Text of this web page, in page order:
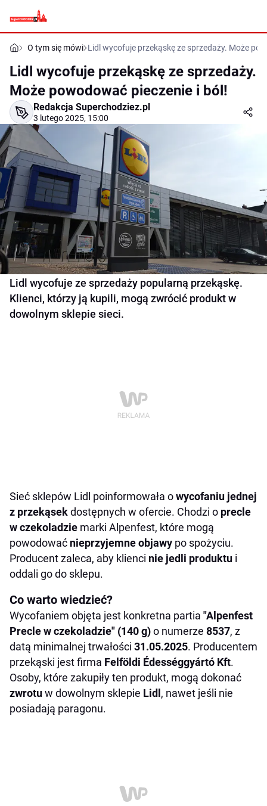
O tym się mówi Lidl wycofuje przekąskę ze sprzedaży. Może
Lidl wycofuje przekąskę ze sprzedaży.
Może powodować pieczenie i ból!
Redakcja Superchodziez.pl
3 lutego 2025, 15:00
Lidl wycofuje ze sprzedaży popularną przekąskę.
Klienci, którzy ją kupili, mogą zwrócić produkt w
dowolnym sklepie sieci.
Sieć sklepów Lidl poinformowała owycofaniu jednej
z przekąsekdostępnych w ofercie. Chodzi o precle
w czekoladzie marki Alpenfest, które mogą
powodować nieprzyjemne objawy po spożyciu.
Producent zaleca, aby klienci nie jedli produktu i
oddali go do sklepu.
Co warto wiedzieć?
Wycofaniem objęta jest konkretna partia "Alpenfest
Precle w czekoladzie" (140 g)o numerze 8537, z
datą minimalnej trwałości 31.05.2025. Producentem
przekąski jest firma Felföldi Édességgyártó Kft.
Osoby, które zakupiły ten produkt, mogą dokonać
zwrotuw dowolnym sklepie Lidl , nawet jeśli nie
posiadają paragonu.